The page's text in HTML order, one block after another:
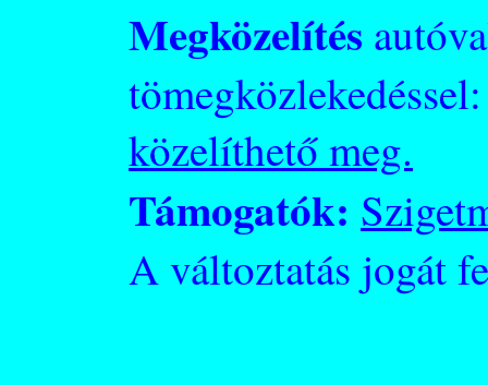
Megközelítés
közelíthető meg.
Támogatók:
A változtatás jogát